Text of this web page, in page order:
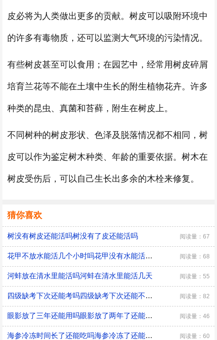
皮必将为人类做出更多的贡献。树皮可以吸附环境中
的许多有毒物质，还可以监测大气环境的污染情况。
有些树皮甚至可以食用；在园艺中，经常用树皮碎屑
培育兰花等不能在土壤中生长的附生植物花卉。许多
种类的昆虫、真菌和苔藓，附生在树皮上。
不同树种的树皮形状、色泽及脱落情况都不相同，树
皮可以作为鉴定树木种类、年龄的重要依据。树木在
树皮受伤后，可以自己生长出多余的木栓来修复。
猜你喜欢
树没有树皮还能活吗树没有了皮还能活吗 阅读量：67
花甲不放水能活几个小时吗花甲没有水能活多久 阅读量：68
河蚌放在清水里能活吗河蚌在清水里能活几天 阅读量：55
四级缺考下次还能考吗四级缺考下次还能不能考 阅读量：82
眼影放了三年还能用吗眼影放了两年了还能用吗 阅读量：46
海参冷冻时间长了还能吃吗海参冷冻了还能吃吗 阅读量：60